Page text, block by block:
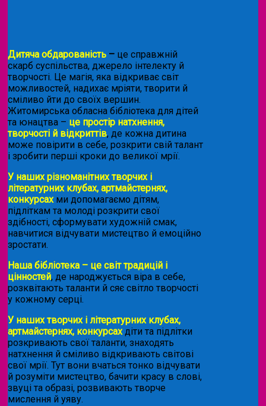
Дитяча обдарованість – це справжній
скарб суспільства, джерело інтелекту й
творчості. Це магія, яка відкриває світ
можливостей, надихає мріяти, творити й
сміливо йти до своїх вершин.
Житомирська обласна бібліотека для дітей
та юнацтва – це простір натхнення,
творчості й відкриттів, де кожна дитина
може повірити в себе, розкрити свій талант
і зробити перші кроки до великої мрії.
У наших різноманітних творчих і
літературних клубах, артмайстернях,
конкурсахми допомагаємо дітям,
підліткам та молоді розкрити свої
здібності, сформувати художній смак,
навчитися відчувати мистецтво й емоційно
зростати.
Наша бібліотека – це світ традицій і
цінностей, де народжується віра в себе,
розквітають таланти й сяє світло творчості
у кожному серці.
У наших творчих і літературних клубах,
артмайстернях, конкурсахдіти та підлітки
розкривають свої таланти, знаходять
натхнення й сміливо відкривають світові
свої мрії. Тут вони вчаться тонко відчувати
й розуміти мистецтво, бачити красу в слові,
звуці та образі, розвивають творче
мислення й уяву.